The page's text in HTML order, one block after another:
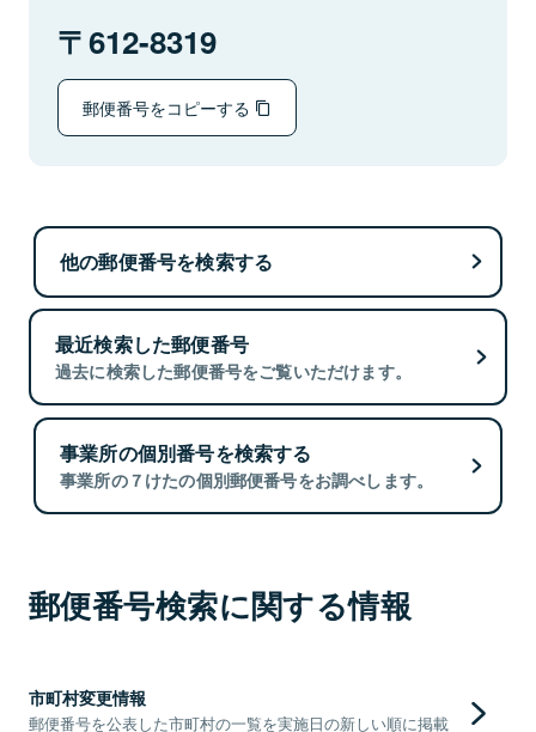
612-8319
郵便番号をコピーする
他の郵便番号を検索する
最近検索した郵便番号
過去に検索した郵便番号をご覧いただけます。
事業所の個別番号を検索する
事業所の７けたの個別郵便番号をお調べします。
郵便番号検索に関する情報
市町村変更情報
郵便番号を公表した市町村の一覧を実施日の新しい順に掲載